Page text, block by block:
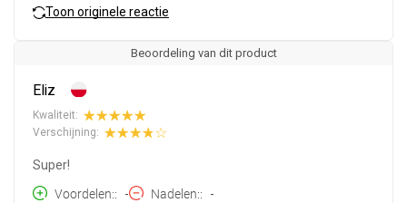
Toon originele reactie
Beoordeling van dit product
Eliz
Kwaliteit:
Verschijning:
Super!
Voordelen:
- Nadelen: -